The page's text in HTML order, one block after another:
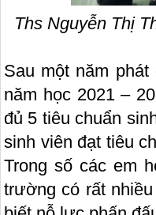
Ths Nguyễn Thị
Sau một năm
năm học 2021 –
đủ 5 tiêu chuẩn
sinh viên đạt tiêu
Trong số các em
trường có rất